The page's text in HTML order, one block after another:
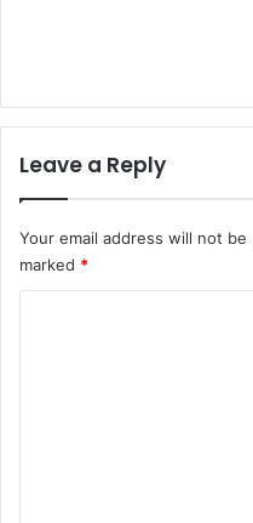
Leave a Reply
Your email address will not be
marked *